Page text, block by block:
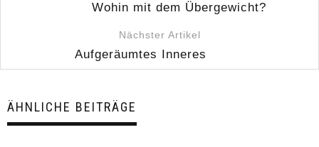
Wohin mit dem Übergewicht?
Nächster Artikel
Aufgeräumtes Inneres
ÄHNLICHE BEITRÄGE